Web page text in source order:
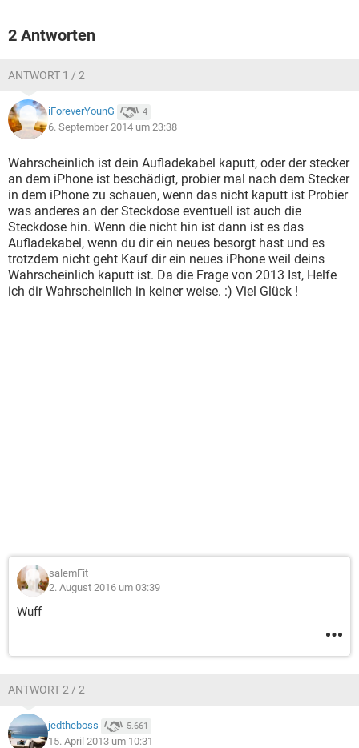
2 Antworten
ANTWORT 1 / 2
iForeverYounG 4
6. September 2014 um 23:38
Wahrscheinlich ist dein Aufladekabel kaputt, oder der stecker
an dem iPhone ist beschädigt, probier mal nach dem Stecker
in dem iPhone zu schauen, wenn das nicht kaputt ist Probier
was anderes an der Steckdose eventuell ist auch die
Steckdose hin. Wenn die nicht hin ist dann ist es das
Aufladekabel, wenn du dir ein neues besorgt hast und es
trotzdem nicht geht Kauf dir ein neues iPhone weil deins
Wahrscheinlich kaputt ist. Da die Frage von 2013 Ist, Helfe
ich dir Wahrscheinlich in keiner weise. :) Viel Glück !
salemFit
2. August 2016 um 03:39
Wuff
ANTWORT 2 / 2
jedtheboss 5.661
15. April 2013 um 10:31